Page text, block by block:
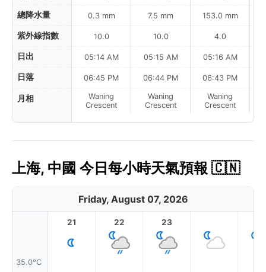
總降水量
紫外線指數
日出
日落
月相
0.3 mm
10.0
05:14 AM
06:45 PM
Waning
Crescent
7.5 mm
10.0
05:15 AM
06:44 PM
Waning
Crescent
153.0 mm
4.0
05:16 AM
06:43 PM
Waning
Crescent
上海, 中國 今日每小時天氣預報 🇨🇳
Friday, August 07, 2026
35.0°C
21 22 23